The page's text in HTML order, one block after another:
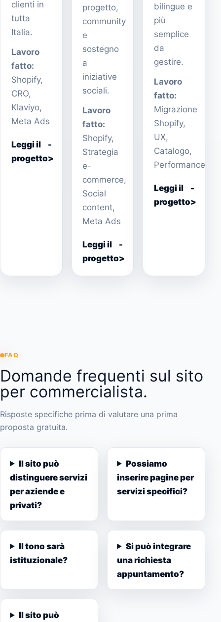
clienti in
tutta
Italia.
Lavoro
fatto:
Shopify,
CRO,
Klaviyo,
Meta Ads
Leggi il
progetto
progetto,
community
e
sostegno
a
iniziative
sociali.
Lavoro
fatto:
Shopify,
Strategia
e-
commerce,
Social
content,
Meta Ads
Leggi il
progetto
bilingue e
più
semplice
da
gestire.
Lavoro
fatto:
Migrazione
Shopify,
UX,
Catalogo,
Performance
Leggi il
progetto
FAQ
Domande frequenti sul sito
per commercialista.
Risposte specifiche prima di valutare una prima
proposta gratuita.
Il sito può
distinguere servizi
per aziende e
privati?
Possiamo
inserire pagine per
servizi specifici?
Il tono sarà
istituzionale?
Si può integrare
una richiesta
appuntamento?
Il sito può